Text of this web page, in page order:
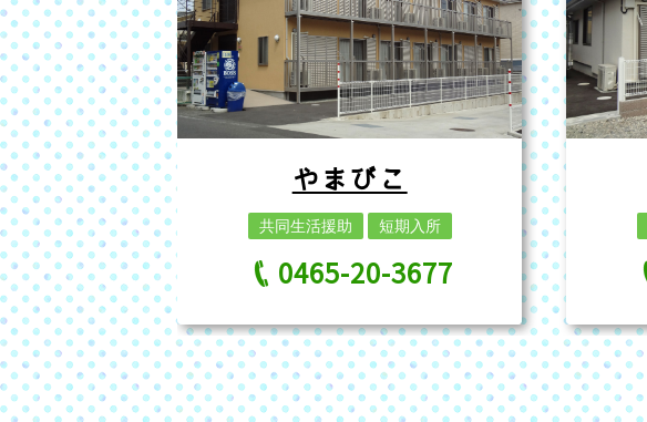
やまびこ
共同生活援助 短期入所
0465-20-3677